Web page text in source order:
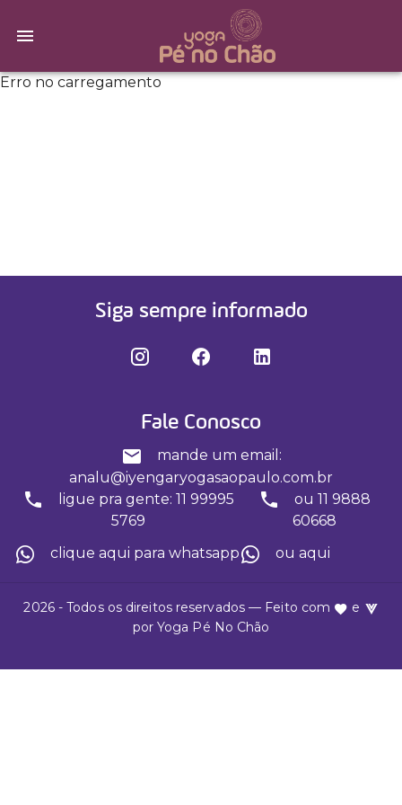
Erro no carregamento
Siga sempre informado
Fale Conosco
mande um email:
analu@iyengaryogasaopaulo.com.br
ligue pra gente: 11 99995
5769
ou 11 9888
60668
clique aqui para whatsapp
ou aqui
2026 - Todos os direitos reservados — Feito com
e
por Yoga Pé No Chão